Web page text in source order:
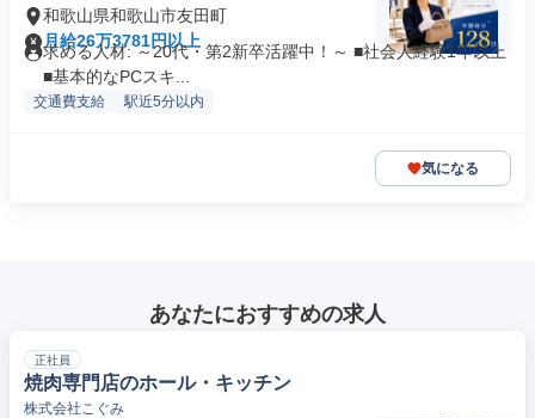
和歌山県和歌山市友田町
月給26万3781円以上
求める人材: ～20代・第2新卒活躍中！～ ■社会人経験1年以上
■基本的なPCスキ...
交通費支給 駅近5分以内
気になる
あなたにおすすめの求人
正社員
焼肉専門店のホール・キッチン
株式会社こぐみ